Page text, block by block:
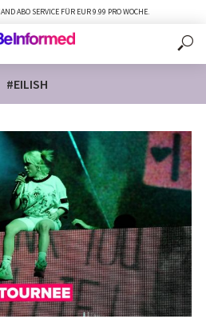
ABO SERVICE FÜR EUR 9.99 PRO WOCHE.
#EILISH